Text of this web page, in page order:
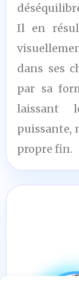
Il en
dans ses
par sa
laissant
puissante,
propre fin.